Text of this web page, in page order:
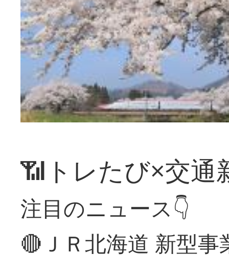
📶トレたび×交通
注目のニュース👇
🔴ＪＲ北海道 新型